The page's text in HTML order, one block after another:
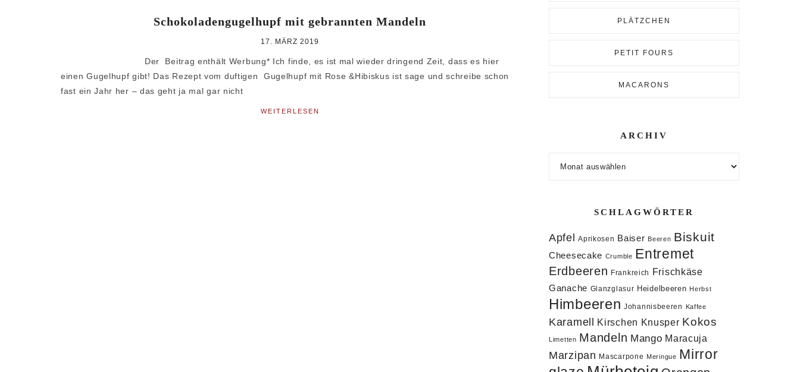
Schokoladengugelhupf mit gebrannten Mandeln
17. MÄRZ 2019
Der Beitrag enthält Werbung* Ich finde, es ist mal wieder dringend Zeit, dass es hier
einen Gugelhupf gibt! Das Rezept vom duftigen Gugelhupf mit Rose &Hibiskus ist sage und schreibe schon
fast ein Jahr her – das geht ja mal gar nicht
WEITERLESEN
PLÄTZCHEN
PETIT FOURS
MACARONS
ARCHIV
SCHLAGWÖRTER
Apfel Aprikosen Baiser Beeren Biskuit
Cheesecake Crumble Entremet
Erdbeeren Frankreich Frischkäse
Ganache Glanzglasur Heidelbeeren Herbst
Himbeeren Johannisbeeren Kaffee
Karamell Kirschen Knusper Kokos
Limetten Mandeln Mango Maracuja
Marzipan Mascarpone Meringue Mirror